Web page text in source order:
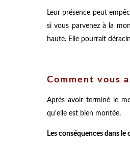
Leur présence peut
si vous parvenez à la
haute. Elle pourrait
Comment vous
Après avoir terminé le
qu'elle est bien montée.
Les conséquences dans